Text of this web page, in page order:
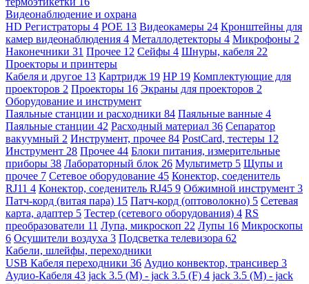
Видеонаблюдение и охрана
HD Регистраторы 4 POE 13 Видеокамеры 24 Кронштейны для
камер видеонаблюдения 4 Металлодетекторы 4 Микрофоны 2
Наконечники 31 Прочее 12 Сейфы 4 Шнуры, кабеля 22
Проекторы и принтеры
Кабеля и другое 13 Картридж 19 HP 19 Комплектующие для
проекторов 2 Проекторы 16 Экраны для проекторов 2
Оборудование и инструмент
Паяльные станции и расходники 84 Паяльные ванные 4
Паяльные станции 42 Расходный материал 36 Сепаратор
вакуумный 2 Инструмент, прочее 84 PostCard, тестеры 12
Инструмент 28 Прочее 44 Блоки питания, измерительные
приборы 38 Лабораторный блок 26 Мультиметр 5 Щупы и
прочее 7 Сетевое оборудование 45 Конектор, соеденитель
RJ11 4 Конектор, соеденитель RJ45 9 Обжимной инструмент 3
Патч-корд (витая пара) 15 Патч-корд (оптоволокно) 5 Сетевая
карта, адаптер 5 Тестер (сетевого оборудования) 4 RS
преобразователи 11 Лупа, микроскоп 22 Лупы 16 Микроскопы
6 Осушители воздуха 3 Подсветка телевизора 62
Кабели, шлейфы, переходники
USB Кабеля переходники 36 Аудио конвектор, трансивер 3
Аудио-Кабеля 43 jack 3.5 (M) - jack 3.5 (F) 4 jack 3.5 (M) - jack